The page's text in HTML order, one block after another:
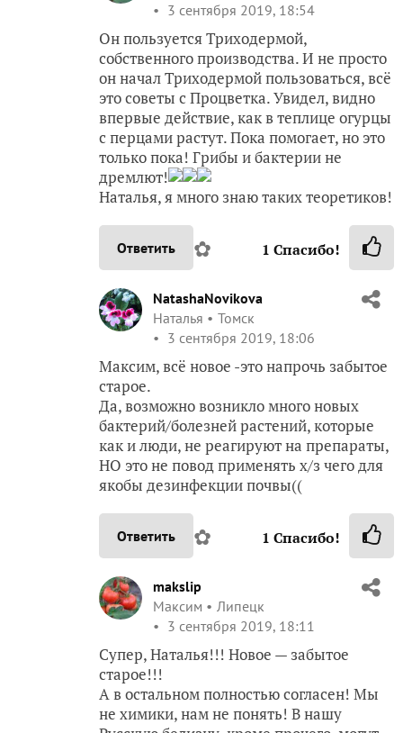
3 сентября 2019, 18:54
Он пользуется Триходермой,
собственного производства. И не просто
он начал Триходермой пользоваться, всё
это советы с Процветка. Увидел, видно
впервые действие, как в теплице огурцы
с перцами растут. Пока помогает, но это
только пока! Грибы и бактерии не
дремлют!
Наталья, я много знаю таких теоретиков!
Ответить ✿ 1 Спасибо!
NatashaNovikova
Наталья
Томск
3 сентября 2019, 18:06
Максим, всё новое -это напрочь забытое
старое.
Да, возможно возникло много новых
бактерий/болезней растений, которые
как и люди, не реагируют на препараты,
НО это не повод применять х/з чего для
якобы дезинфекции почвы((
Ответить ✿ 1 Спасибо!
makslip
Максим
Липецк
3 сентября 2019, 18:11
Супер, Наталья!!! Новое — забытое
старое!!!
А в остальном полностью согласен! Мы
не химики, нам не понять! В нашу